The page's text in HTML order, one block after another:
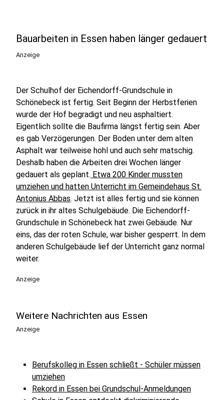
Bauarbeiten in Essen haben länger gedauert
Anzeige
Der Schulhof der Eichendorff-Grundschule in
Schönebeck ist fertig. Seit Beginn der Herbstferien
wurde der Hof begradigt und neu asphaltiert.
Eigentlich sollte die Baufirma längst fertig sein. Aber
es gab Verzögerungen. Der Boden unter dem alten
Asphalt war teilweise hohl und auch sehr matschig.
Deshalb haben die Arbeiten drei Wochen länger
gedauert als geplant. Etwa 200 Kinder mussten
umziehen und hatten Unterricht im Gemeindehaus St.
Antonius Abbas. Jetzt ist alles fertig und sie können
zurück in ihr altes Schulgebäude. Die Eichendorff-
Grundschule in Schönebeck hat zwei Gebäude. Nur
eins, das der roten Schule, war bisher gesperrt. In dem
anderen Schulgebäude lief der Unterricht ganz normal
weiter.
Anzeige
Weitere Nachrichten aus Essen
Anzeige
Berufskolleg in Essen schließt - Schüler müssen
umziehen
Rekord in Essen bei Grundschul-Anmeldungen